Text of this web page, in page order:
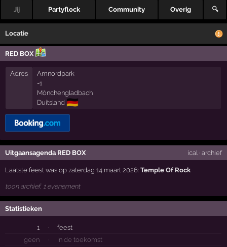
Jij Partyflock Community Overig 🔍
Locatie
RED BOX
Adres
Amnordpark
-1
Mönchengladbach
Duitsland 🇩🇪
Uitgaansagenda RED BOX ical · archief
Laatste feest was op zaterdag 14 maart 2026:Temple Of Rock
toon archief, 1 evenement
Statistieken
1 ·
feest
geen
·
in de toekomst